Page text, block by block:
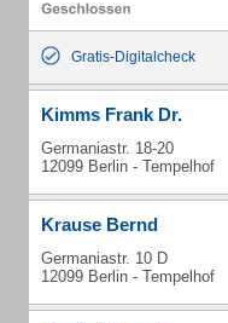
Gratis-Digitalcheck
Kimms Frank Dr.
Germaniastr. 18-20
12099 Berlin - Tempelhof
Krause Bernd
Germaniastr. 10 D
12099 Berlin - Tempelhof